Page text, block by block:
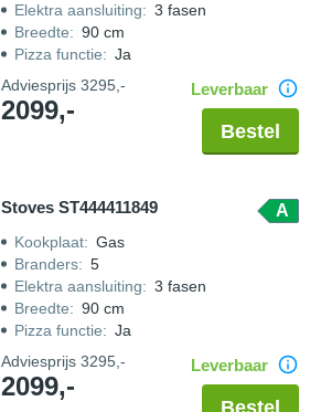
Elektra aansluiting: 3 fasen
Breedte: 90 cm
Pizza functie: Ja
Adviesprijs 3295,-
2099,-
Leverbaar
Bestel
Stoves ST444411849 A
Kookplaat: Gas
Branders: 5
Elektra aansluiting: 3 fasen
Breedte: 90 cm
Pizza functie: Ja
Adviesprijs 3295,-
2099,-
Leverbaar
Bestel